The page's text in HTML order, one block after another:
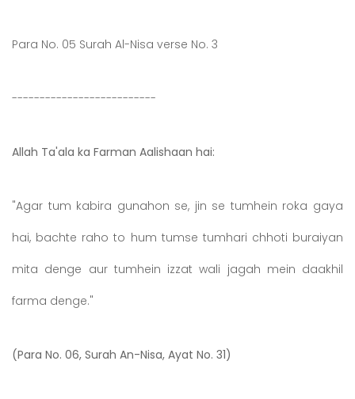
Para No. 05 Surah Al-Nisa verse No. 3
--------------------------
Allah Ta'ala ka Farman Aalishaan hai:
"Agar tum kabira gunahon se, jin se tumhein roka gaya
hai, bachte raho to hum tumse tumhari chhoti buraiyan
mita denge aur tumhein izzat wali jagah mein daakhil
farma denge."
(Para No. 06, Surah An-Nisa, Ayat No. 31)